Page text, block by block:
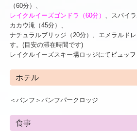
（60分）、
レイクルイーズゴンドラ（60分）
、スパイ
カカウ滝（45分）、
ナチュラルブリッジ（20分）、エメラルド
す。(目安の滞在時間です)
レイクルイーズスキー場ロッジにて ビュッフ
ホテル
＜バンフ＞バンフパークロッジ
食事